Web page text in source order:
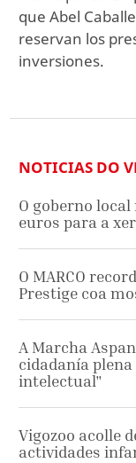
que Abel
reservan los
inversiones.
NOTICIAS DO
O goberno
euros para a
O MARCO
Prestige coa
A Marcha
cidadanía
intelectual"
Vigozoo acolle
actividades